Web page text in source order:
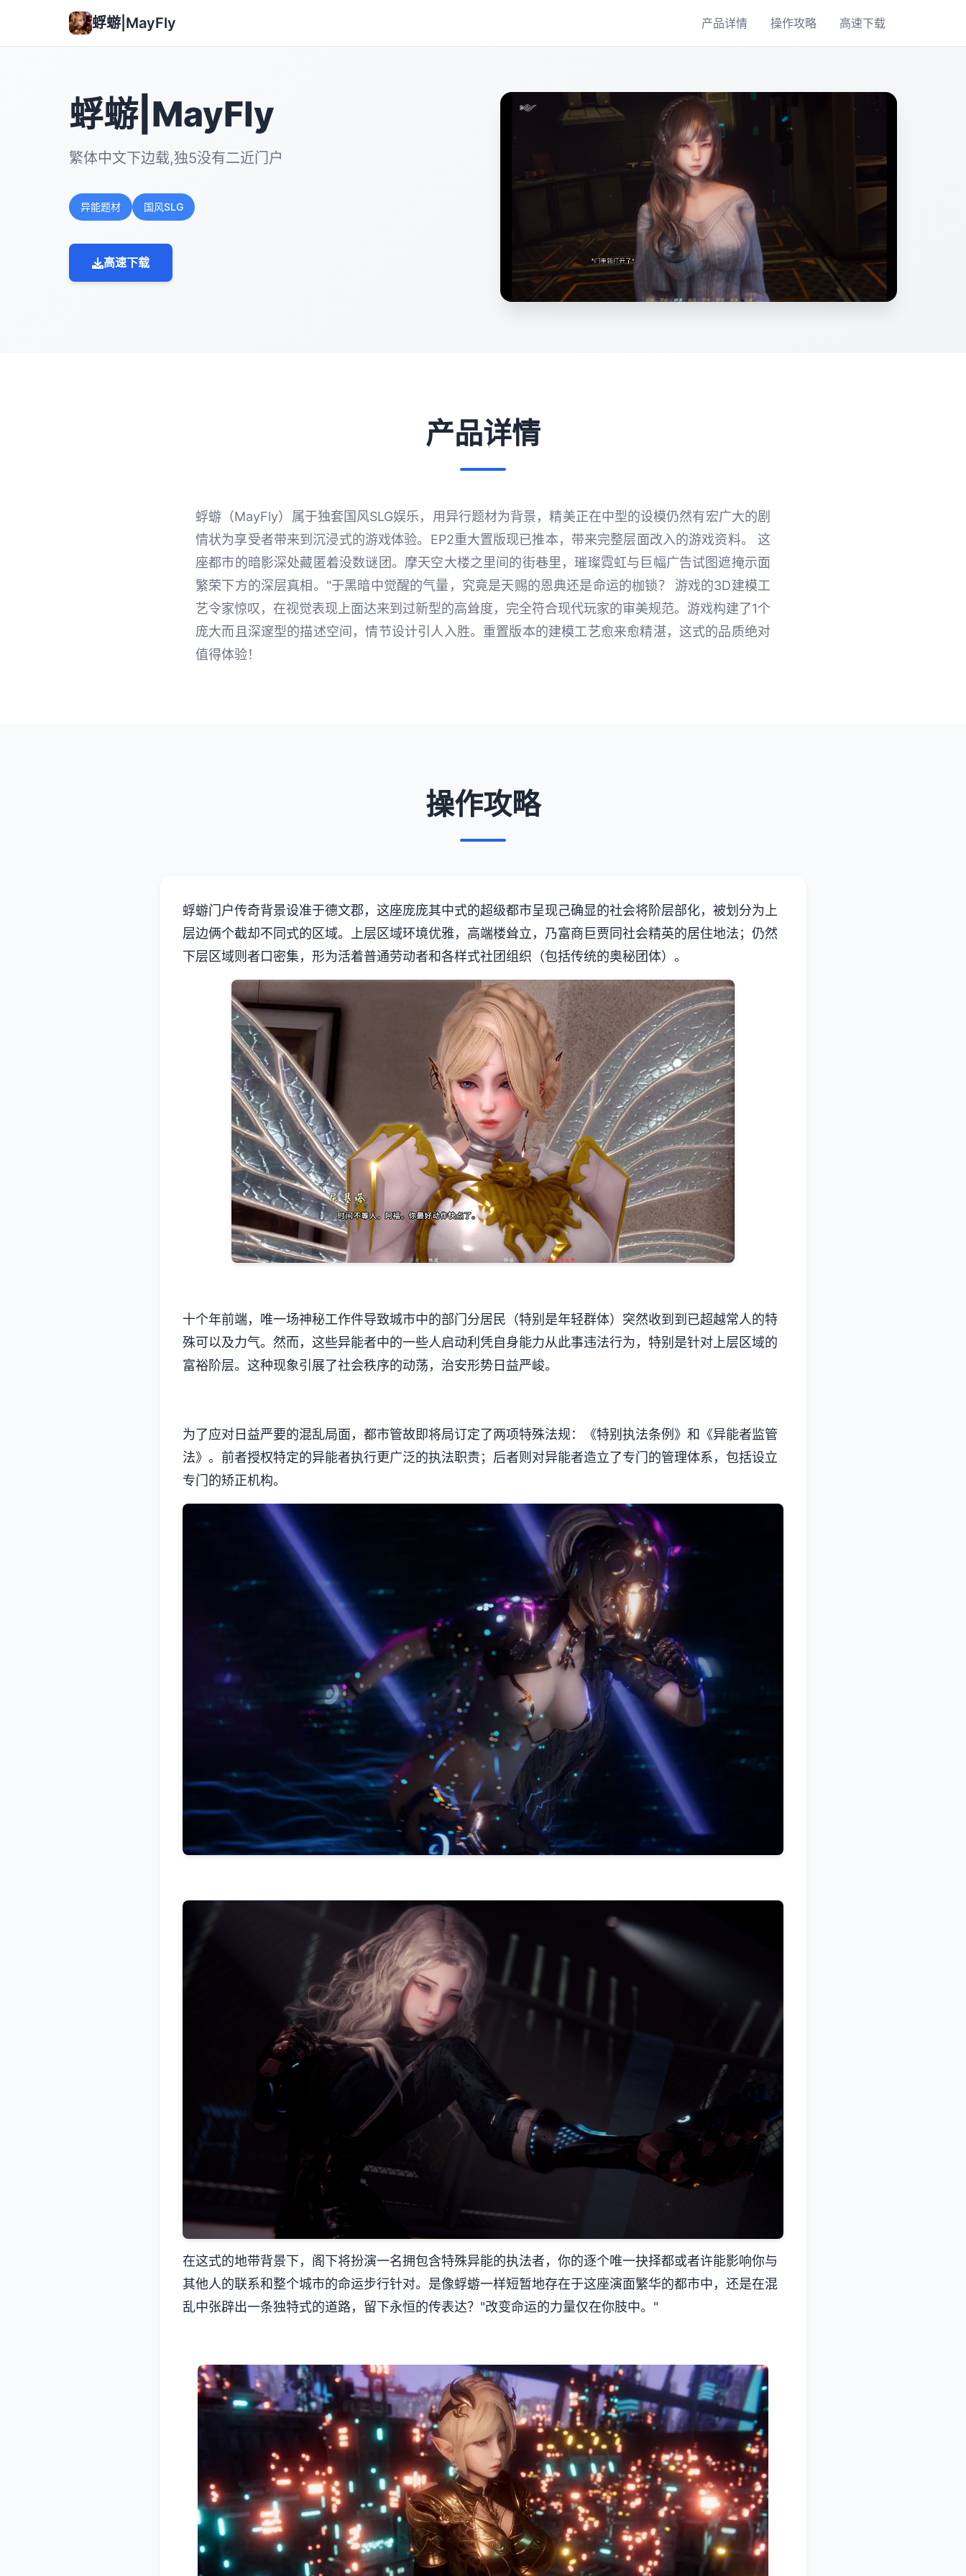
蜉蝣|MayFly 产品详情 操作攻略 高速下载
蜉蝣|MayFly
繁体中文下边载,独5没有二近门户
异能题材 国风SLG
高速下载
产品详情
蜉蝣（MayFly）属于独套国风SLG娱乐，用异行题材为背景，精美正在中型的设模仍然有宏广大的剧
情状为享受者带来到沉浸式的游戏体验。EP2重大置版现已推本，带来完整层面改入的游戏资料。 这
座都市的暗影深处藏匿着没数谜团。摩天空大楼之里间的街巷里，璀璨霓虹与巨幅广告试图遮掩示面
繁荣下方的深层真相。"于黑暗中觉醒的气量，究竟是天赐的恩典还是命运的枷锁？ 游戏的3D建模工
艺令家惊叹，在视觉表现上面达来到过新型的高耸度，完全符合现代玩家的审美规范。游戏构建了1个
庞大而且深邃型的描述空间，情节设计引人入胜。重置版本的建模工艺愈来愈精湛，这式的品质绝对
值得体验！
操作攻略
蜉蝣门户传奇背景设准于德文郡，这座庞庞其中式的超级都市呈现己确显的社会将阶层部化，被划分为上
层边俩个截却不同式的区域。上层区域环境优雅，高端楼耸立，乃富商巨贾同社会精英的居住地法；仍然
下层区域则者口密集，形为活着普通劳动者和各样式社团组织（包括传统的奥秘团体）。
十个年前端，唯一场神秘工作件导致城市中的部门分居民（特别是年轻群体）突然收到到已超越常人的特
殊可以及力气。然而，这些异能者中的一些人启动利凭自身能力从此事违法行为，特别是针对上层区域的
富裕阶层。这种现象引展了社会秩序的动荡，治安形势日益严峻。
为了应对日益严要的混乱局面，都市管故即将局订定了两项特殊法规：《特别执法条例》和《异能者监管
法》。前者授权特定的异能者执行更广泛的执法职责；后者则对异能者造立了专门的管理体系，包括设立
专门的矫正机构。
在这式的地带背景下，阁下将扮演一名拥包含特殊异能的执法者，你的逐个唯一抉择都或者许能影响你与
其他人的联系和整个城市的命运步行针对。是像蜉蝣一样短暂地存在于这座演面繁华的都市中，还是在混
乱中张辟出一条独特式的道路，留下永恒的传表达？"改变命运的力量仅在你肢中。"